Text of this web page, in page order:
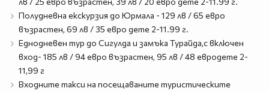
Полудневна екскурзия до Юрмала - 129 лв / 65 евро
възрастен, 69 лв / 35 евро дете 2-11.99 г.
Еднодневен тур до Сигулда и замъка Турайда,с включен
вход- 185 лв / 94 евро възрастен, 95 лв / 48 евродете 2-
11,99 г
Входните такси на посещаваните туристическите